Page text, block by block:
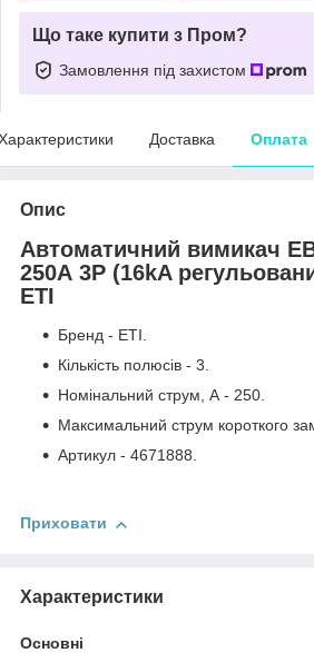
Що таке купити з Пром?
Замовлення під захистом
Доставка Оплата
Опис
Автоматичний вимикач
250А 3P (16kA
ETI
Бренд - ETI.
Кількість полюсів - 3.
Номінальний струм, А - 250.
Максимальний струм короткого
Артикул - 4671888.
Приховати
Характеристики
Основні